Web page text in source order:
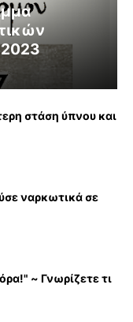
στάση ύπνου και
ναρκωτικά σε
~ Γνωρίζετε τι